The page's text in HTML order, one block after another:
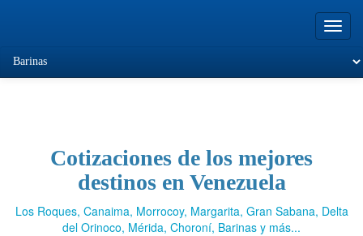
Viajando a Los
Roques.com
Cotizaciones de los mejores
destinos en Venezuela
Los Roques, Canaima, Morrocoy, Margarita, Gran Sabana, Delta
del Orinoco, Mérida, Choroní, Barinas y más...